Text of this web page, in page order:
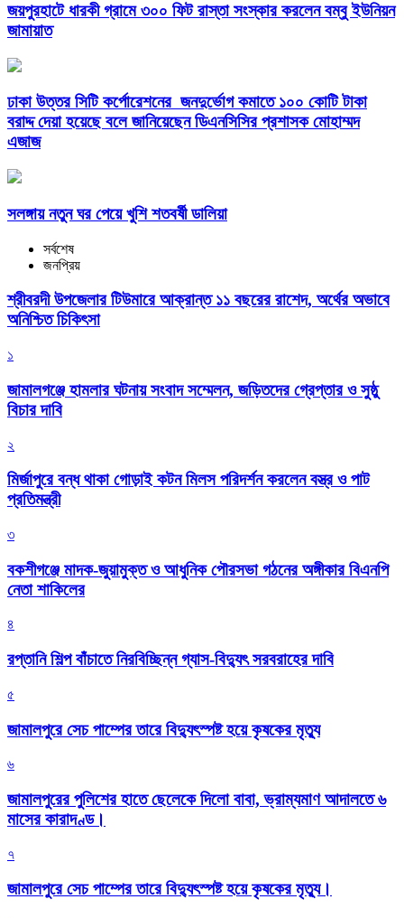
জয়পুরহাটে ধারকী গ্রামে ৩০০ ফিট রাস্তা সংস্কার করলেন বম্বু ইউনিয়ন
জামায়াত
ঢাকা উত্তর সিটি কর্পোরেশনের জনদুর্ভোগ কমাতে ১০০ কোটি টাকা
বরাদ্দ দেয়া হয়েছে বলে জানিয়েছেন ডিএনসিসির প্রশাসক মোহাম্মদ
এজাজ
সলঙ্গায় নতুন ঘর পেয়ে খুশি শতবর্ষী ডালিয়া
সর্বশেষ
জনপ্রিয়
শ্রীবরদী উপজেলার টিউমারে আক্রান্ত ১১ বছরের রাশেদ, অর্থের অভাবে
অনিশ্চিত চিকিৎসা
১
জামালগঞ্জে হামলার ঘটনায় সংবাদ সম্মেলন, জড়িতদের গ্রেপ্তার ও সুষ্ঠু
বিচার দাবি
২
মির্জাপুরে বন্ধ থাকা গোড়াই কটন মিলস পরিদর্শন করলেন বস্ত্র ও পাট
প্রতিমন্ত্রী
৩
বকশীগঞ্জে মাদক-জুয়ামুক্ত ও আধুনিক পৌরসভা গঠনের অঙ্গীকার বিএনপি
নেতা শাকিলের
৪
রপ্তানি শিল্প বাঁচাতে নিরবিচ্ছিন্ন গ্যাস-বিদ্যুৎ সরবরাহের দাবি
৫
জামালপুরে সেচ পাম্পের তারে বিদ্যুৎস্পষ্ট হয়ে কৃষকের মৃত্যু
৬
জামালপুরের পুলিশের হাতে ছেলেকে দিলো বাবা, ভ্রাম্যমাণ আদালতে ৬
মাসের কারাদণ্ড।
৭
জামালপুরে সেচ পাম্পের তারে বিদ্যুৎস্পষ্ট হয়ে কৃষকের মৃত্যু।